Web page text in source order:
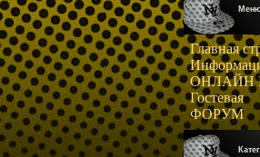
Главная
ОНЛАЙН
Гостевая
ФОРУМ